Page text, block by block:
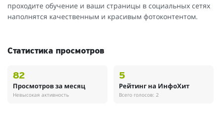
проходите обучение и ваши страницы в социальных сетях
наполнятся качественным и красивым фотоконтентом.
Статистика просмотров
82
Просмотров за месяц
Невысокая активность
5
Рейтинг на ИнфоХит
Всего голосов: 2